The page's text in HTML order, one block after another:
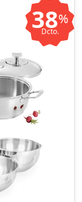
38%
Dcto.